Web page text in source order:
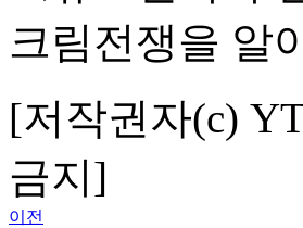
크림전쟁을 알
[저작권자(c)
금지]
이전